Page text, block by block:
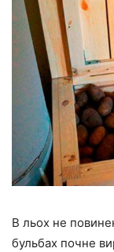
В льох не
бульбах почне